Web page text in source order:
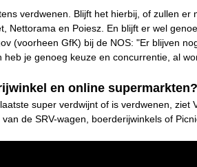
verdwenen. Blijft het hierbij, of zullen
Nettorama en Poiesz. En blijft er wel
(voorheen GfK) bij de NOS: "Er blijven
heb je genoeg keuze en concurrentie, al
en online supermarkten?
super verdwijnt of is verdwenen, ziet
de SRV-wagen, boerderijwinkels of